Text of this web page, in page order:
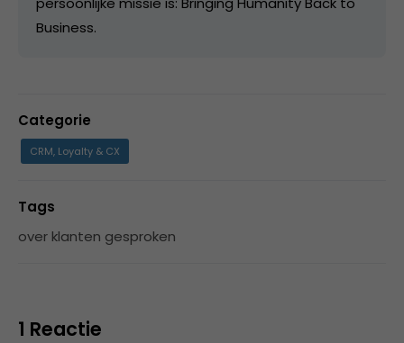
Business.
Categorie
CRM, Loyalty & CX
Tags
over klanten gesproken
1 Reactie